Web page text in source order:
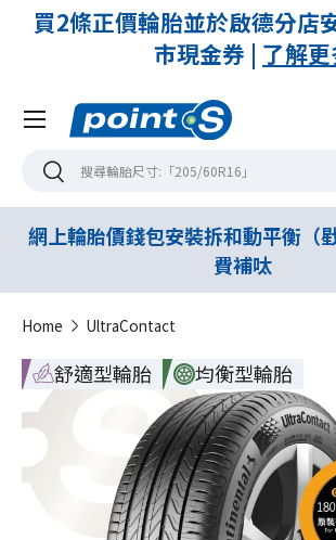
買2條正價輪胎並於啟德分店
市現金券 | 了解更
搜尋搜尋
Menu
網上輪胎價錢包安裝拆和動平衡（
費補呔
Home UltraContact
舒適型輪胎 均衡型輪胎